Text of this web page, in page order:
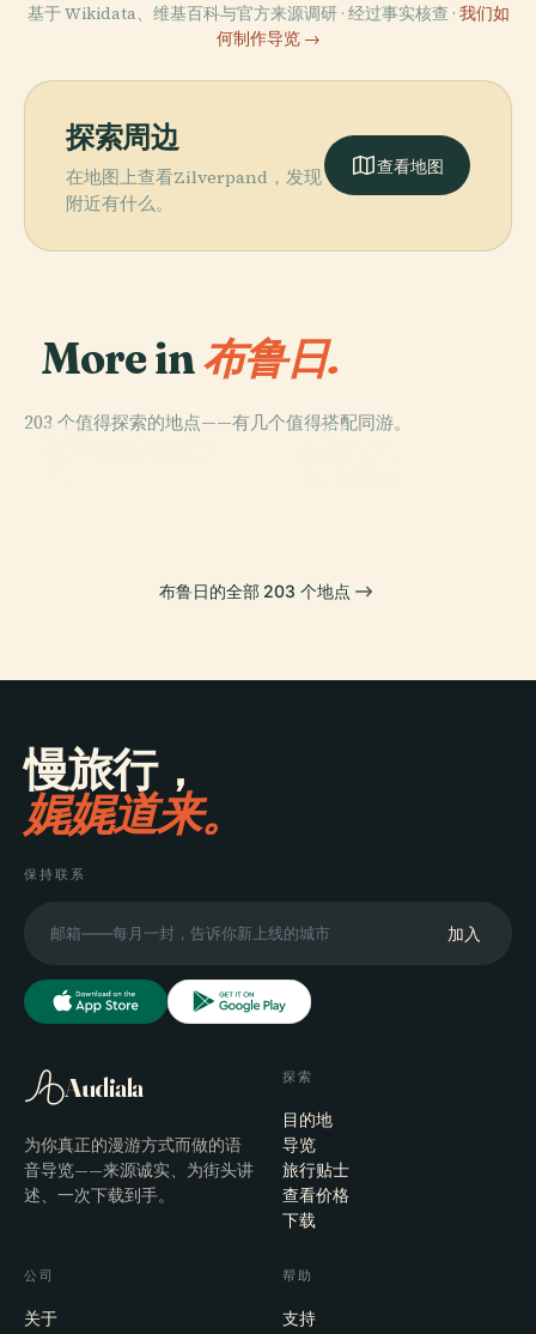
基于 Wikidata、维基百科与官方来源调研 · 经过事实核查 · 我们如
何制作导览 →
探索周边
在地图上查看Zilverpand，发现
附近有什么。
查看地图
More in布鲁日.
203 个值得探索的地点——有几个值得搭配同游。
PLACE PLACE
PLACE
布鲁日的全部 203 个地点
慢旅行，
娓娓道来。
保持联系
加入
Audiala
为你真正的漫游方式而做的语
音导览——来源诚实、为街头讲
述、一次下载到手。
探索
目的地
导览
旅行贴士
查看价格
下载
公司
关于
帮助
支持